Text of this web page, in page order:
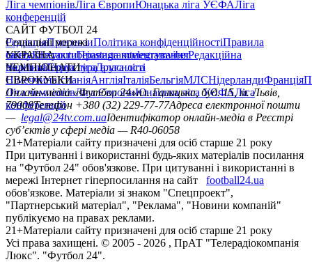
Ліга чемпіонівЛіга ЄвропиЮнацька ліга УЄФАЛіга
конференцій
САЙТ ФУТБОЛ 24
РедакціяПрогнозиПолітика конфіденційностіПравила
сайтуКонтактиПравила коментуванняРедакційна
політикаСтруктура власності
Соціальні мережі
facebookxyoutubeinstagramtelegramviber
УКРАЇНА
УкраїнаПерша лігаДруга ліга
ЧЕМПІОНАТИ
НімеччинаІспаніяАнгліяІталіяБельгіяМЛСНідерландиФранція
ЄВРОКУБКИ
Ліга чемпіонівЛіга ЄвропиЮнацька ліга УЄФАЛіга
конференцій
Онлайн-медіа «Футбол 24»пл. Галицька, буд. 15, м. Львів,
79008Телефон +380 (32) 229-77-77Адреса електронної пошти
— legal@24tv.com.uaІдентифікатор онлайн-медіа в Реєстрі
суб’єктів у сфері медіа — R40-06058
21+Матеріали сайту призначені для осіб старше 21 року
При цитуванні і використанні будь-яких матеріалів посилання
на "Футбол 24" обов'язкове. При цитуванні і використанні в
мережі Інтернет гіперпосилання на сайт
football24.ua
обов'язкове. Матеріали зі знаком "Спецпроект",
"Партнерський матеріал", "Реклама", "Новини компаній"
публікуємо на правах реклами.
21+Матеріали сайту призначені для осіб старше 21 року
Усi права захищенi. © 2005 - 2026 , ПрАТ "Телерадіокомпанія
Люкс". "Футбол 24".